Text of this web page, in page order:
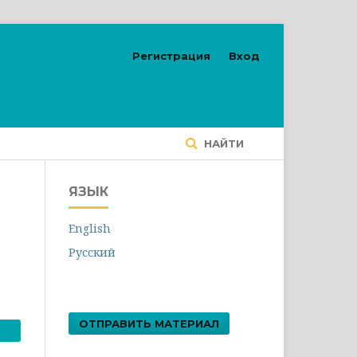
НАЙТИ
Регистрация Вход
ЯЗЫК
English
Русский
ОТПРАВИТЬ МАТЕРИАЛ